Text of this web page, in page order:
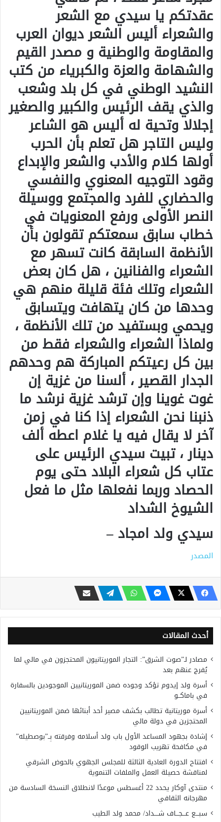
عقدتكم يا سيدي مع الشعر
والشعراء أليس الشعر ديوان العرب
والمقاومة والوطنية و مصدر القيم
والشهامة والعزة والكبرياء من كتب
النشيد الوطني في كل بلد وشعب
والذي يقف الرئيس والكبير والصغير
إجلالا وتحية له أليس هو الشاعر
وليس التاجر هل تعلم بأن الحرب
أولها كلام والأدب والشعر والإبداع
وقود التوجيه المعنوي والنفسي
والحضاري للفرد والمجتمع ووسيلة
النصر الأولى ورفع المعنويات في
خطاب سابق سمعتكم تقولون بأن
الأنظمة السابقة كانت تسهر مع
الشعراء والفنانين ، هل كان بعض
الشعراء وتلك فئة قليلة منهم هي
وحدها من كان يتهافت ويتسابق
ويحمي وبستفيد من تلك الأنظمة ،
ولماذا الشعراء والشعراء فقط من
بين كل رعيتكم المباركة هم وحدهم
الجدار القصير ، ألسنا من غزية إن
غوت غوينا وإن ترشد غزية نرشد ما
ذنبنا نحن الشعراء إذا كنا في زمن
آخر لا يقال فيه يا غلام اعطه ألف
دينار ، تبيت سيدي الرئيس على
عتاب كل شعراء البلاد حتى يوم
الحصاد وربما نفعلها مثل ما فعل
الشيوخ الشداد
سيدي ولد امجاد –
المصدر
أحدث المقالات
مصادر لـ”صوت الشرق”: التجار الموريتانيون المحتجزون في مالي لما
يُفرج عنهم بعد
أسرة ولد إيدوم تؤكد وجوده ضمن الموريتانيين الموجودين بالسفارة
في باماكــو
أسرة موريتانية تطالب بكشف مصير أحد أبنائها ضمن الموريتانيين
المحتجزين في دولة مالي
إشادة بجهود المساعد الأول باب ولد أسلامه وفرقته بِــ”بوصطيله”
في مكافحة تهريب الوقود
افتتاح الدورة العادية الثالثة للمجلس الجهوي بالحوض الشرقي
لمناقشة حصيلة العمل والملفات التنموية
منتدى آوكار يحدد 22 أغسطس موعدًا لانطلاق النسخة السادسة من
مهرجانه الثقافي
سبـــع عـــجـــاف شــــداد/ محمد ولد الطيب